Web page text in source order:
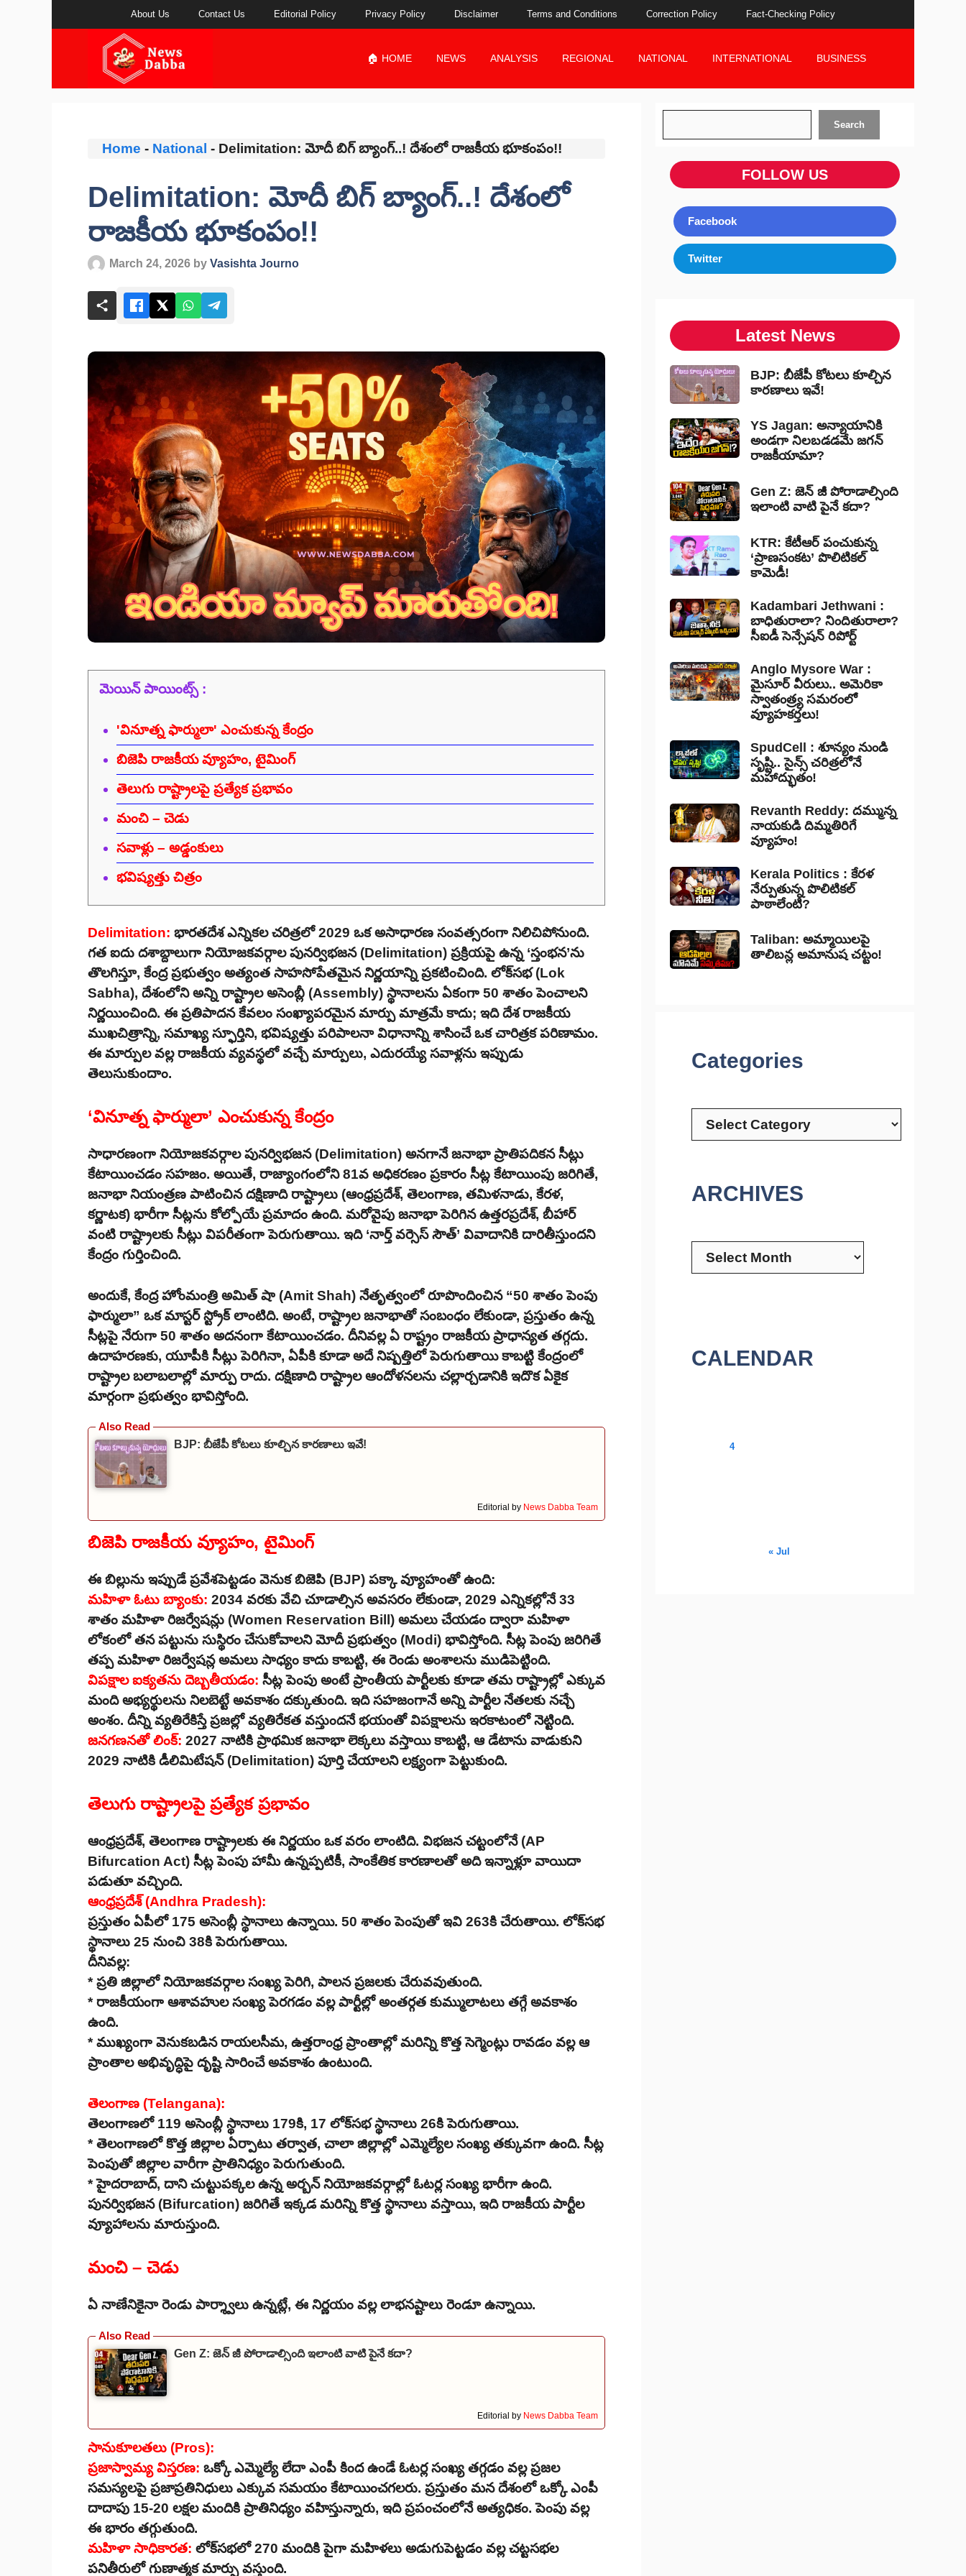
About Us Contact Us Editorial Policy Privacy Policy Disclaimer Terms and Conditions Correction Policy Fact-Checking Policy
🏠 HOME NEWS ANALYSIS REGIONAL NATIONAL INTERNATIONAL BUSINESS
Home - National - Delimitation: మోదీ బిగ్ బ్యాంగ్..! దేశంలో రాజకీయ భూకంపం!!
Delimitation: మోదీ బిగ్ బ్యాంగ్..! దేశంలో
రాజకీయ భూకంపం!!
March 24, 2026 by Vasishta Journo
మెయిన్ పాయింట్స్ :
'వినూత్న ఫార్ములా' ఎంచుకున్న కేంద్రం
బిజెపి రాజకీయ వ్యూహం, టైమింగ్
తెలుగు రాష్ట్రాలపై ప్రత్యేక ప్రభావం
మంచి – చెడు
సవాళ్లు – అడ్డంకులు
భవిష్యత్తు చిత్రం
Delimitation: భారతదేశ ఎన్నికల చరిత్రలో 2029 ఒక అసాధారణ సంవత్సరంగా నిలిచిపోనుంది.
గత ఐదు దశాబ్దాలుగా నియోజకవర్గాల పునర్విభజన (Delimitation) ప్రక్రియపై ఉన్న ‘స్తంభన’ను
తొలగిస్తూ, కేంద్ర ప్రభుత్వం అత్యంత సాహసోపేతమైన నిర్ణయాన్ని ప్రకటించింది. లోక్‌సభ (Lok
Sabha), దేశంలోని అన్ని రాష్ట్రాల అసెంబ్లీ (Assembly) స్థానాలను ఏకంగా 50 శాతం పెంచాలని
నిర్ణయించింది. ఈ ప్రతిపాదన కేవలం సంఖ్యాపరమైన మార్పు మాత్రమే కాదు; ఇది దేశ రాజకీయ
ముఖచిత్రాన్ని, సమాఖ్య స్ఫూర్తిని, భవిష్యత్తు పరిపాలనా విధానాన్ని శాసించే ఒక చారిత్రక పరిణామం.
ఈ మార్పుల వల్ల రాజకీయ వ్యవస్థలో వచ్చే మార్పులు, ఎదురయ్యే సవాళ్లను ఇప్పుడు
తెలుసుకుందాం.
‘వినూత్న ఫార్ములా’ ఎంచుకున్న కేంద్రం
సాధారణంగా నియోజకవర్గాల పునర్విభజన (Delimitation) అనగానే జనాభా ప్రాతిపదికన సీట్లు
కేటాయించడం సహజం. అయితే, రాజ్యాంగంలోని 81వ అధికరణం ప్రకారం సీట్ల కేటాయింపు జరిగితే,
జనాభా నియంత్రణ పాటించిన దక్షిణాది రాష్ట్రాలు (ఆంధ్రప్రదేశ్, తెలంగాణ, తమిళనాడు, కేరళ,
కర్ణాటక) భారీగా సీట్లను కోల్పోయే ప్రమాదం ఉంది. మరోవైపు జనాభా పెరిగిన ఉత్తరప్రదేశ్, బీహార్
వంటి రాష్ట్రాలకు సీట్లు విపరీతంగా పెరుగుతాయి. ఇది ‘నార్త్ వర్సెస్ సౌత్’ వివాదానికి దారితీస్తుందని
కేంద్రం గుర్తించింది.
అందుకే, కేంద్ర హోంమంత్రి అమిత్ షా (Amit Shah) నేతృత్వంలో రూపొందించిన “50 శాతం పెంపు
ఫార్ములా” ఒక మాస్టర్ స్ట్రోక్ లాంటిది. అంటే, రాష్ట్రాల జనాభాతో సంబంధం లేకుండా, ప్రస్తుతం ఉన్న
సీట్లపై నేరుగా 50 శాతం అదనంగా కేటాయించడం. దీనివల్ల ఏ రాష్ట్రం రాజకీయ ప్రాధాన్యత తగ్గదు.
ఉదాహరణకు, యూపీకి సీట్లు పెరిగినా, ఏపీకి కూడా అదే నిష్పత్తిలో పెరుగుతాయి కాబట్టి కేంద్రంలో
రాష్ట్రాల బలాబలాల్లో మార్పు రాదు. దక్షిణాది రాష్ట్రాల ఆందోళనలను చల్లార్చడానికి ఇదొక ఏకైక
మార్గంగా ప్రభుత్వం భావిస్తోంది.
BJP: బీజేపీ కోటలు కూల్చిన కారణాలు ఇవే!
Editorial by News Dabba Team
బిజెపి రాజకీయ వ్యూహం, టైమింగ్
ఈ బిల్లును ఇప్పుడే ప్రవేశపెట్టడం వెనుక బిజెపి (BJP) పక్కా వ్యూహంతో ఉంది:
మహిళా ఓటు బ్యాంకు: 2034 వరకు వేచి చూడాల్సిన అవసరం లేకుండా, 2029 ఎన్నికల్లోనే 33
శాతం మహిళా రిజర్వేషన్లు (Women Reservation Bill) అమలు చేయడం ద్వారా మహిళా
లోకంలో తన పట్టును సుస్థిరం చేసుకోవాలని మోదీ ప్రభుత్వం (Modi) భావిస్తోంది. సీట్ల పెంపు జరిగితే
తప్ప మహిళా రిజర్వేషన్ల అమలు సాధ్యం కాదు కాబట్టి, ఈ రెండు అంశాలను ముడిపెట్టింది.
విపక్షాల ఐక్యతను దెబ్బతీయడం: సీట్ల పెంపు అంటే ప్రాంతీయ పార్టీలకు కూడా తమ రాష్ట్రాల్లో ఎక్కువ
మంది అభ్యర్థులను నిలబెట్టే అవకాశం దక్కుతుంది. ఇది సహజంగానే అన్ని పార్టీల నేతలకు నచ్చే
అంశం. దీన్ని వ్యతిరేకిస్తే ప్రజల్లో వ్యతిరేకత వస్తుందనే భయంతో విపక్షాలను ఇరకాటంలో నెట్టింది.
జనగణనతో లింక్: 2027 నాటికి ప్రాథమిక జనాభా లెక్కలు వస్తాయి కాబట్టి, ఆ డేటాను వాడుకుని
2029 నాటికి డీలిమిటేషన్ (Delimitation) పూర్తి చేయాలని లక్ష్యంగా పెట్టుకుంది.
తెలుగు రాష్ట్రాలపై ప్రత్యేక ప్రభావం
ఆంధ్రప్రదేశ్, తెలంగాణ రాష్ట్రాలకు ఈ నిర్ణయం ఒక వరం లాంటిది. విభజన చట్టంలోనే (AP
Bifurcation Act) సీట్ల పెంపు హామీ ఉన్నప్పటికీ, సాంకేతిక కారణాలతో అది ఇన్నాళ్లూ వాయిదా
పడుతూ వచ్చింది.
ఆంధ్రప్రదేశ్ (Andhra Pradesh):
ప్రస్తుతం ఏపీలో 175 అసెంబ్లీ స్థానాలు ఉన్నాయి. 50 శాతం పెంపుతో ఇవి 263కి చేరుతాయి. లోక్‌సభ
స్థానాలు 25 నుంచి 38కి పెరుగుతాయి.
దీనివల్ల:
* ప్రతి జిల్లాలో నియోజకవర్గాల సంఖ్య పెరిగి, పాలన ప్రజలకు చేరువవుతుంది.
* రాజకీయంగా ఆశావహుల సంఖ్య పెరగడం వల్ల పార్టీల్లో అంతర్గత కుమ్ములాటలు తగ్గే అవకాశం
ఉంది.
* ముఖ్యంగా వెనుకబడిన రాయలసీమ, ఉత్తరాంధ్ర ప్రాంతాల్లో మరిన్ని కొత్త సెగ్మెంట్లు రావడం వల్ల ఆ
ప్రాంతాల అభివృద్ధిపై దృష్టి సారించే అవకాశం ఉంటుంది.
తెలంగాణ (Telangana):
తెలంగాణలో 119 అసెంబ్లీ స్థానాలు 179కి, 17 లోక్‌సభ స్థానాలు 26కి పెరుగుతాయి.
* తెలంగాణలో కొత్త జిల్లాల ఏర్పాటు తర్వాత, చాలా జిల్లాల్లో ఎమ్మెల్యేల సంఖ్య తక్కువగా ఉంది. సీట్ల
పెంపుతో జిల్లాల వారీగా ప్రాతినిధ్యం పెరుగుతుంది.
* హైదరాబాద్, దాని చుట్టుపక్కల ఉన్న అర్బన్ నియోజకవర్గాల్లో ఓటర్ల సంఖ్య భారీగా ఉంది.
పునర్విభజన (Bifurcation) జరిగితే ఇక్కడ మరిన్ని కొత్త స్థానాలు వస్తాయి, ఇది రాజకీయ పార్టీల
వ్యూహాలను మారుస్తుంది.
మంచి – చెడు
ఏ నాణేనికైనా రెండు పార్శ్వాలు ఉన్నట్లే, ఈ నిర్ణయం వల్ల లాభనష్టాలు రెండూ ఉన్నాయి.
Gen Z: జెన్ జీ పోరాడాల్సింది ఇలాంటి వాటి పైనే కదా?
Editorial by News Dabba Team
సానుకూలతలు (Pros):
ప్రజాస్వామ్య విస్తరణ: ఒక్కో ఎమ్మెల్యే లేదా ఎంపీ కింద ఉండే ఓటర్ల సంఖ్య తగ్గడం వల్ల ప్రజల
సమస్యలపై ప్రజాప్రతినిధులు ఎక్కువ సమయం కేటాయించగలరు. ప్రస్తుతం మన దేశంలో ఒక్కో ఎంపీ
దాదాపు 15-20 లక్షల మందికి ప్రాతినిధ్యం వహిస్తున్నారు, ఇది ప్రపంచంలోనే అత్యధికం. పెంపు వల్ల
ఈ భారం తగ్గుతుంది.
మహిళా సాధికారత: లోక్‌సభలో 270 మందికి పైగా మహిళలు అడుగుపెట్టడం వల్ల చట్టసభల
పనితీరులో గుణాత్మక మార్పు వస్తుంది.
Search
FOLLOW US
Facebook
Twitter
Latest News
BJP: బీజేపీ కోటలు కూల్చిన
కారణాలు ఇవే!
YS Jagan: అన్యాయానికి
అండగా నిలబడడమే జగన్
రాజకీయామా?
Gen Z: జెన్ జీ పోరాడాల్సింది
ఇలాంటి వాటి పైనే కదా?
KTR: కేటీఆర్ పంచుకున్న
‘ప్రాణసంకట’ పొలిటికల్
కామెడీ!
Kadambari Jethwani :
బాధితురాలా? నిందితురాలా?
సీఐడీ సెన్సేషన్ రిపోర్ట్
Anglo Mysore War :
మైసూర్ వీరులు.. అమెరికా
స్వాతంత్ర్య సమరంలో
వ్యూహకర్తలు!
SpudCell : శూన్యం నుండి
సృష్టి.. సైన్స్ చరిత్రలోనే
మహాద్భుతం!
Revanth Reddy: దమ్మున్న
నాయకుడి దిమ్మతిరిగే
వ్యూహం!
Kerala Politics : కేరళ
నేర్పుతున్న పొలిటికల్
పాఠాలేంటి?
Taliban: అమ్మాయిలపై
తాలిబన్ల అమానుష చట్టం!
Categories
ARCHIVES
CALENDAR
4
« Jul